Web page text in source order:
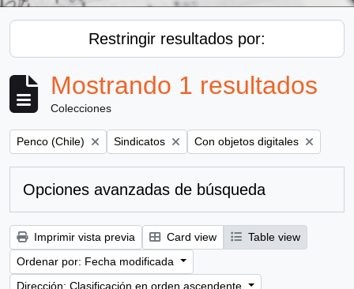
Restringir resultados por:
Mostrando 1 resultados
Colecciones
Remove filter:
Penco (Chile) Remove filter:
Sindicatos Remove filter:
Con objetos digitales
Opciones avanzadas de búsqueda
Imprimir vista previa Card view
Table view
Ordenar por: Fecha modificada
Dirección: Clasificación en orden ascendente